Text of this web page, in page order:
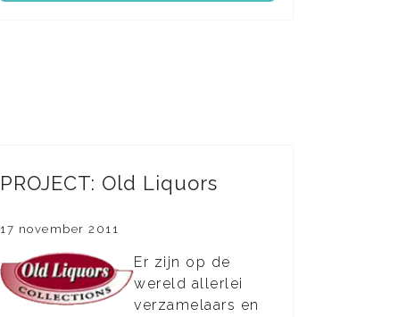
PROJECT: Old Liquors
17 november 2011
Er zijn op de
wereld allerlei
verzamelaars en